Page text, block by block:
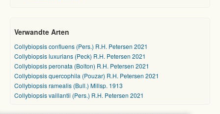
Verwandte Arten
Collybiopsis confluens (Pers.) R.H. Petersen 2021
Collybiopsis luxurians (Peck) R.H. Petersen 2021
Collybiopsis peronata (Bolton) R.H. Petersen 2021
Collybiopsis quercophila (Pouzar) R.H. Petersen 2021
Collybiopsis ramealis (Bull.) Millsp. 1913
Collybiopsis vaillantii (Pers.) R.H. Petersen 2021